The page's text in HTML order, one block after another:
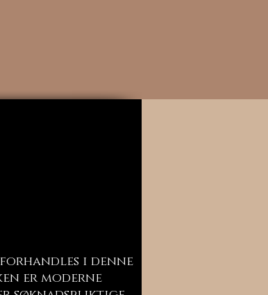
forhandles i denne
er moderne